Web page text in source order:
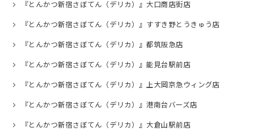
『とんかつ新宿さぼてん（デリカ）』大口商店街店
『とんかつ新宿さぼてん（デリカ）』すすき野とうきゅう店
『とんかつ新宿さぼてん（デリカ）』都筑阪急店
『とんかつ新宿さぼてん（デリカ）』能見台駅前店
『とんかつ新宿さぼてん（デリカ）』上大岡京急ウィング店
『とんかつ新宿さぼてん（デリカ）』港南台バーズ店
『とんかつ新宿さぼてん（デリカ）』大倉山駅前店